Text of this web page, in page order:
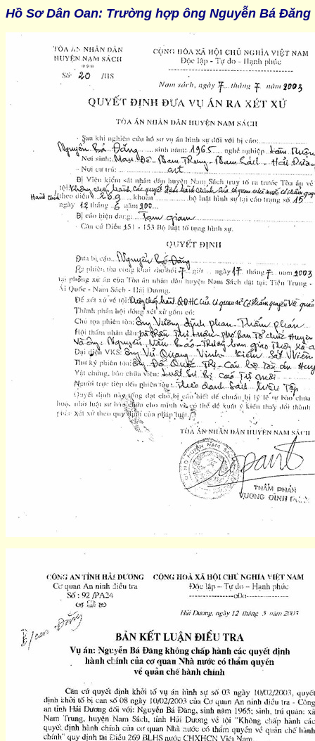
Hồ Sơ Dân Oan: Trường hợp ông Nguyễn Bá Đăng